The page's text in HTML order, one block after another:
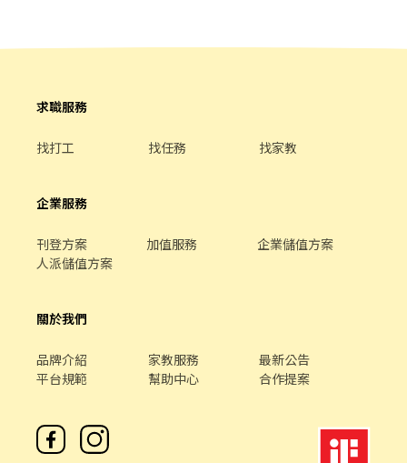
求職服務
找打工 找任務 找家教
企業服務
刊登方案 加值服務
企業儲值方案
人派儲值方案
關於我們
品牌介紹 家教服務
最新公告
平台規範
幫助中心 合作提案